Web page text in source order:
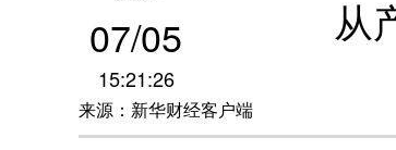
07/05
15:21:26
来源：新华财经客户端
从